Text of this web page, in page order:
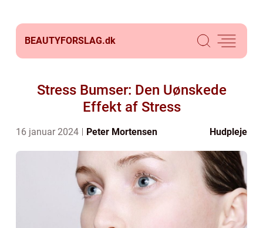
BEAUTYFORSLAG.dk
Stress Bumser: Den Uønskede
Effekt af Stress
16 januar 2024 Peter Mortensen Hudpleje